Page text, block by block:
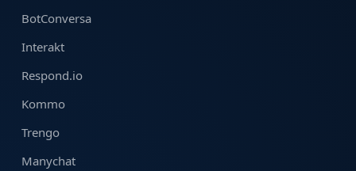
BotConversa
Interakt
Respond.io
Kommo
Trengo
Manychat